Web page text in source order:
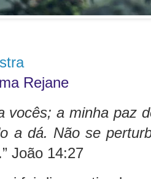
Rejane
vocês; a minha paz
a dá. Não se
.” João 14:27